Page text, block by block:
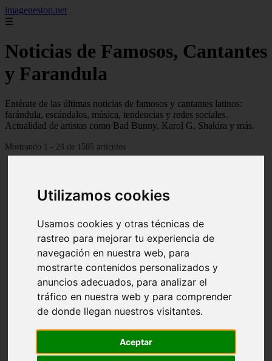
Utilizamos cookies
Usamos cookies y otras técnicas de
rastreo para mejorar tu experiencia de
navegación en nuestra web, para
mostrarte contenidos personalizados y
anuncios adecuados, para analizar el
tráfico en nuestra web y para comprender
de donde llegan nuestros visitantes.
Aceptar
imagenestop.net
☰
Noticias de Famosos, Cantantes
y Farandula
Entérate de las últimas noticias de famosos y cantantes latinos:
farándula, escándalos, música, tendencias y redes sociales.
Actualidad de artistas como Bad Bunny, Karol G, Shakira y más.
Mostrando 1 - 24 de 1585 artículos